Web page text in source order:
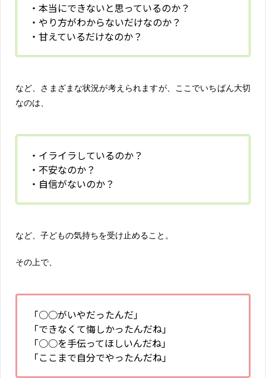
・本当にできないと思っているのか？
・やり方がわからないだけなのか？
・甘えているだけなのか？
など、さまざまな状況が考えられますが、ここでいちばん大切
なのは、
・イライラしているのか？
・不安なのか？
・自信がないのか？
など、子どもの気持ちを受け止めること。
その上で、
「○○がいやだったんだ」
「できなくて悔しかったんだね」
「○○を手伝ってほしいんだね」
「ここまで自分でやったんだね」